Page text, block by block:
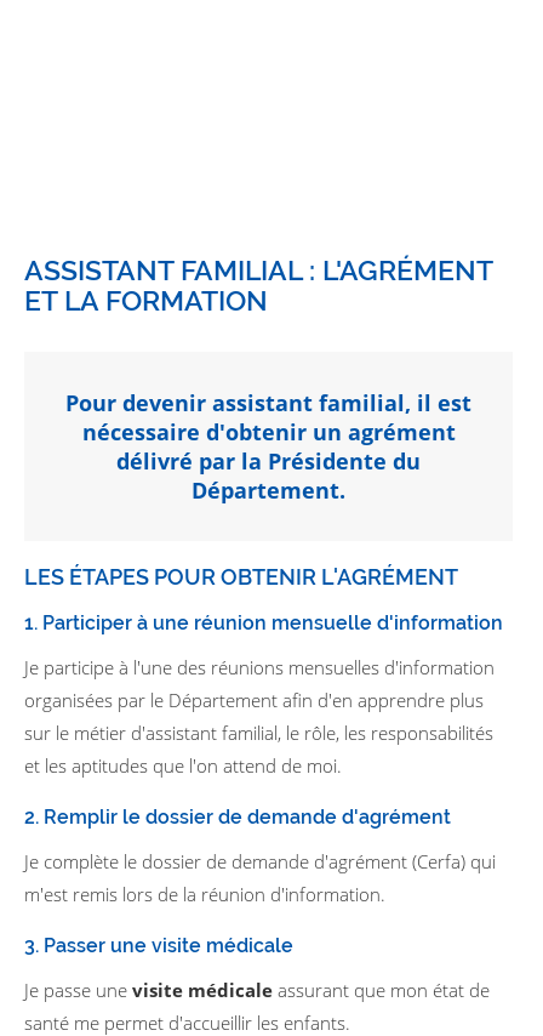
ASSISTANT FAMILIAL : L'AGRÉMENT
ET LA FORMATION
Pour devenir assistant familial, il est
nécessaire d'obtenir un agrément
délivré par la Présidente du
Département.
LES ÉTAPES POUR OBTENIR L'AGRÉMENT
1. Participer à une réunion mensuelle d'information
Je participe à l'une des réunions mensuelles d'information
organisées par le Département afin d'en apprendre plus
sur le métier d'assistant familial, le rôle, les responsabilités
et les aptitudes que l'on attend de moi.
2. Remplir le dossier de demande d'agrément
Je complète le dossier de demande d'agrément (Cerfa) qui
m'est remis lors de la réunion d'information.
3. Passer une visite médicale
Je passe une visite médicale assurant que mon état de
santé me permet d'accueillir les enfants.